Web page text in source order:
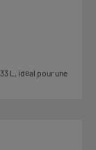
L, idéal pour une